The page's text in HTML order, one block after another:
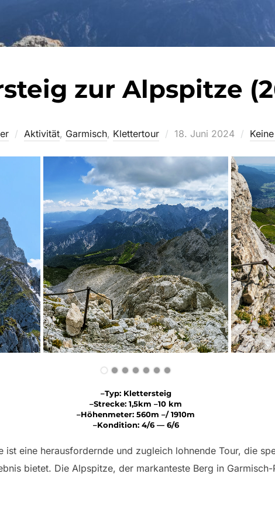
zur Alpspitze
Aktivität, Garmisch, Klettertour
Veröffentlicht
18. Juni 2024
–Typ: Klettersteig
–Strecke: 1,5km –10 km
–Höhenmeter: 560m –/ 1910m
–Kondition: 4/6 — 6/6
ist eine herausfordernde und zugleich lohnende Tour, die
bietet. Die Alpspitze, der markanteste Berg in Garmisch-